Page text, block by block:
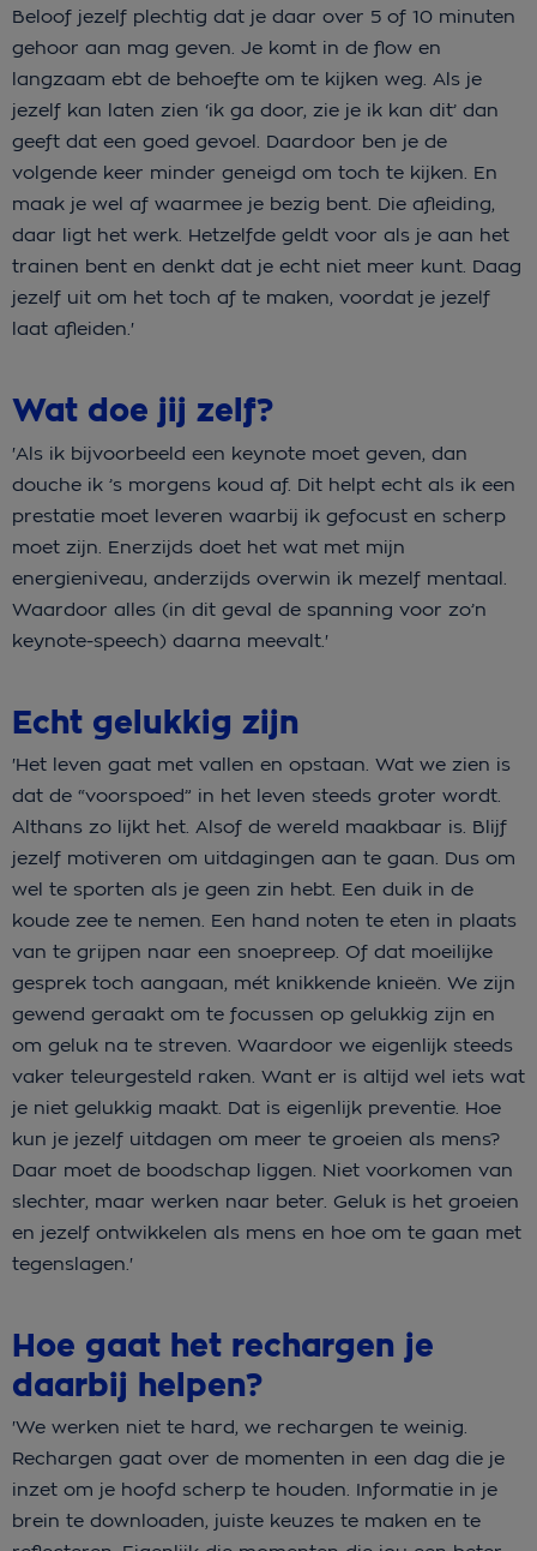
Beloof jezelf plechtig dat je daar over 5 of 10 minuten
gehoor aan mag geven. Je komt in de flow en
langzaam ebt de behoefte om te kijken weg. Als je
jezelf kan laten zien ‘ik ga door, zie je ik kan dit’ dan
geeft dat een goed gevoel. Daardoor ben je de
volgende keer minder geneigd om toch te kijken. En
maak je wel af waarmee je bezig bent. Die afleiding,
daar ligt het werk. Hetzelfde geldt voor als je aan het
trainen bent en denkt dat je echt niet meer kunt. Daag
jezelf uit om het toch af te maken, voordat je jezelf
laat afleiden.'
Wat doe jij zelf?
'Als ik bijvoorbeeld een keynote moet geven, dan
douche ik ’s morgens koud af. Dit helpt echt als ik een
prestatie moet leveren waarbij ik gefocust en scherp
moet zijn. Enerzijds doet het wat met mijn
energieniveau, anderzijds overwin ik mezelf mentaal.
Waardoor alles (in dit geval de spanning voor zo’n
keynote-speech) daarna meevalt.'
Echt gelukkig zijn
'Het leven gaat met vallen en opstaan. Wat we zien is
dat de “voorspoed” in het leven steeds groter wordt.
Althans zo lijkt het. Alsof de wereld maakbaar is. Blijf
jezelf motiveren om uitdagingen aan te gaan. Dus om
wel te sporten als je geen zin hebt. Een duik in de
koude zee te nemen. Een hand noten te eten in plaats
van te grijpen naar een snoepreep. Of dat moeilijke
gesprek toch aangaan, mét knikkende knieën. We zijn
gewend geraakt om te focussen op gelukkig zijn en
om geluk na te streven. Waardoor we eigenlijk steeds
vaker teleurgesteld raken. Want er is altijd wel iets wat
je niet gelukkig maakt. Dat is eigenlijk preventie. Hoe
kun je jezelf uitdagen om meer te groeien als mens?
Daar moet de boodschap liggen. Niet voorkomen van
slechter, maar werken naar beter. Geluk is het groeien
en jezelf ontwikkelen als mens en hoe om te gaan met
tegenslagen.'
Hoe gaat het rechargen je
daarbij helpen?
'We werken niet te hard, we rechargen te weinig.
Rechargen gaat over de momenten in een dag die je
inzet om je hoofd scherp te houden. Informatie in je
brein te downloaden, juiste keuzes te maken en te